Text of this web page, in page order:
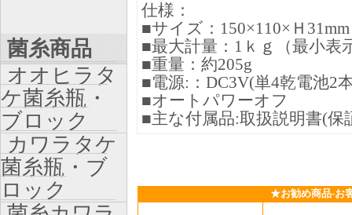
仕様：
■サイズ：150×110×Ｈ31mm
■最大計量：1ｋｇ（最小表
■重量：約205g
■電源:：DC3V(単4乾電池2
■オートパワーオフ
■主な付属品:取扱説明書(保
★お勧め商品-お
菌糸商品
オオヒラタ
ケ菌糸瓶・
ブロック
カワラタケ
菌糸瓶・ブ
ロック